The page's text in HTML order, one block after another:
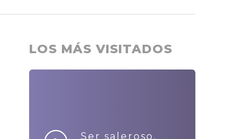
LOS MÁS VISITADOS
Ser saleroso,